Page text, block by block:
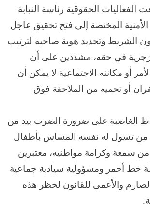
الفعاليات الحقوقية رئاسة النيابة
الأمنية المختصة إلى فتح تحقيق عاجل
الشريط وتحديد هوية صاحبه لترتيب
الزجرية في حقه، مشددين على أن
أو مكانته الاجتماعية لا يمكن أن
أو تحميه من الملاحقة فوق
الغاضبة على ضرورة الضرب بيد من
من تسول له نفسه المساس بأطفال
من سمعة وكرامة مواطنيه، معتبرين
خط أحمر ومسؤولية سيادية جماعية
والأعمى للقانون لحظر هذه